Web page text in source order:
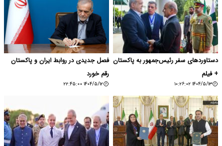
دستاورد‌های سفر رئیس‌جمهور به پاکستان
+ فیلم
۱۴۰۴/۵/۱۳ ۱۰:۲۶:۰۲
فصل جدیدی در روابط ایران و پاکستان
رقم خورد
۱۴۰۴/۵/۱۲ ۲۲:۴۵:۰۰